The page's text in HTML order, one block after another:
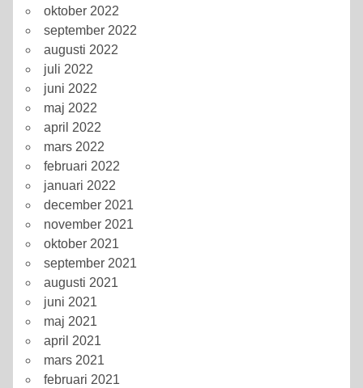
oktober 2022
september 2022
augusti 2022
juli 2022
juni 2022
maj 2022
april 2022
mars 2022
februari 2022
januari 2022
december 2021
november 2021
oktober 2021
september 2021
augusti 2021
juni 2021
maj 2021
april 2021
mars 2021
februari 2021